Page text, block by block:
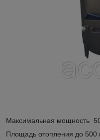
Максимальная мощность 50
Площадь отопления до 500